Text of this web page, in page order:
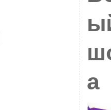
а